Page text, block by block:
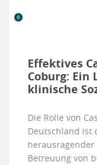
Effektives
Coburg:
klinische
Die Rolle von
Deutschland ist
Betreuung von